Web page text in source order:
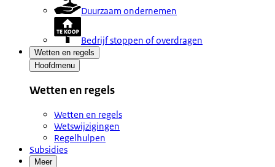
Duurzaam ondernemen
Bedrijf stoppen of overdragen
Wetten en regels
Hoofdmenu
Wetten en regels
Wetten en regels
Wetswijzigingen
Regelhulpen
Subsidies
Meer